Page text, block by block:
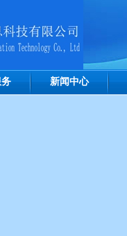
新闻中心